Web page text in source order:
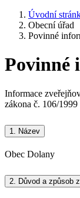
Úvodní
Obecní úřad
Povinné
Povinné
Informace
zákona č. 106/
1. Název
Obec Dolany
2. Důvod a způsob